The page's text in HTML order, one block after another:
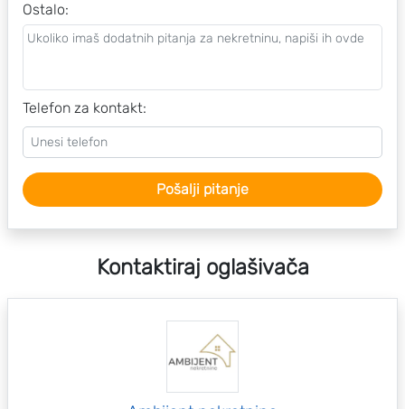
Ostalo:
Telefon za kontakt:
Pošalji pitanje
Kontaktiraj oglašivača